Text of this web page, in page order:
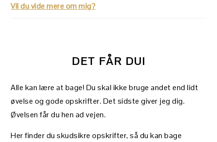
Vil du vide mere om mig?
DET FÅR DU!
Alle kan lære at bage! Du skal ikke bruge andet end lidt
øvelse og gode opskrifter. Det sidste giver jeg dig.
Øvelsen får du hen ad vejen.
Her finder du skudsikre opskrifter, så du kan bage